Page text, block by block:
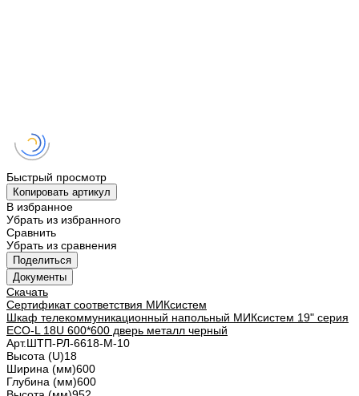
Быстрый просмотр
Копировать артикул
В избранное
Убрать из избранного
Сравнить
Убрать из сравнения
Поделиться
Документы
Скачать
Сертификат соответствия МИКсистем
Шкаф телекоммуникационный напольный МИКсистем 19" серия
ECO-L 18U 600*600 дверь металл черный
Арт.ШТП-РЛ-6618-М-10
Высота (U)18
Ширина (мм)600
Глубина (мм)600